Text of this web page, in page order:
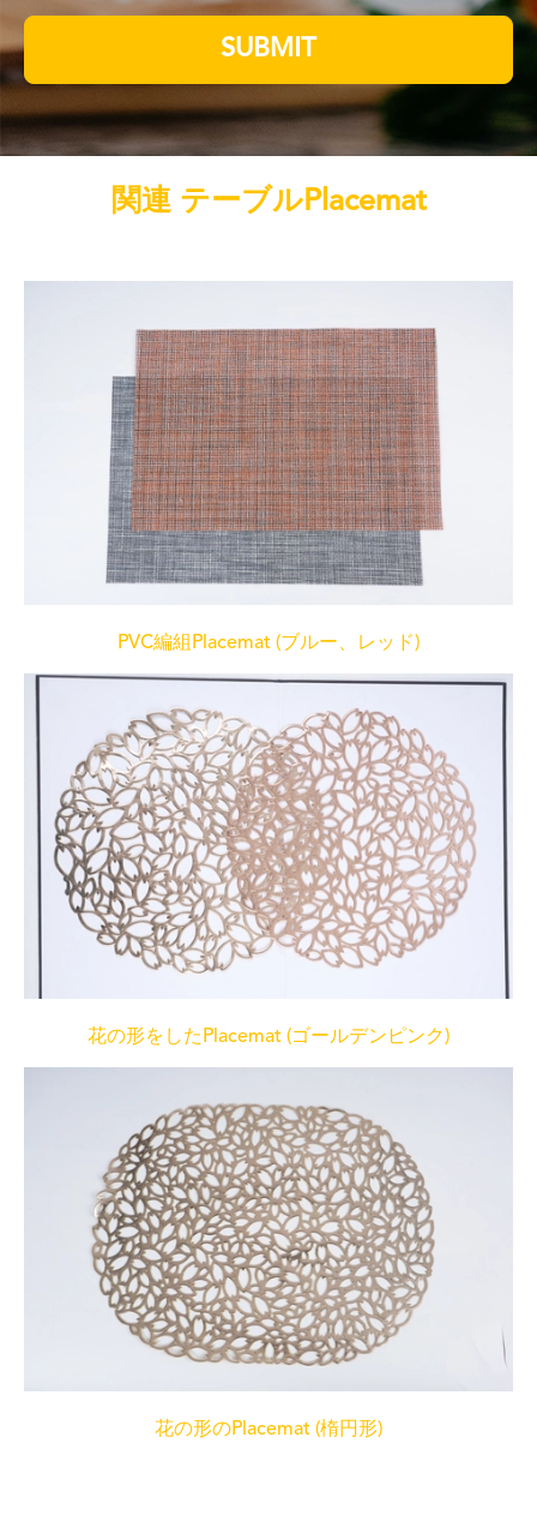
SUBMIT
関連 テーブルPlacemat
PVC編組Placemat (ブルー、レッド)
花の形をしたPlacemat (ゴールデンピンク)
花の形のPlacemat (楕円形)